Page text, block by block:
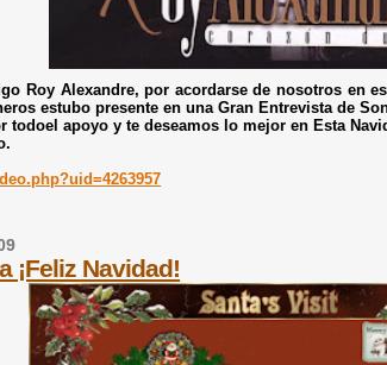
Roy Alexandre, por acordarse de nosotros en
estubo presente en una Gran Entrevista de
todoel apoyo y te deseamos lo mejor en Esta
¡Feliz Navidad!